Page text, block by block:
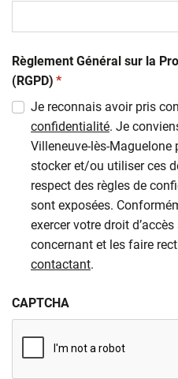
Règlement Général sur la
(RGPD) (obligatoire)
*
Je reconnais avoir pris
confidentialité. Je
Villeneuve-lès-Maguelone
stocker et/ou utiliser ces
respect des règles de
sont exposées.
exercer votre droit
concernant et les faire
contactant.
CAPTCHA